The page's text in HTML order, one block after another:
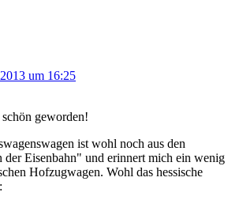
um 16:25
geworden!
ist wohl noch aus den
der Eisenbahn" und erinnert mich ein wenig
Hofzugwagen. Wohl das hessische